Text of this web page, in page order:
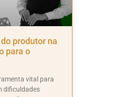
produtor na
para o
vital para
dificuldades